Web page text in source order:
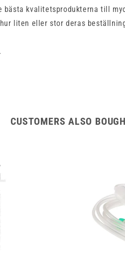
kvalitetsprodukterna till
liten eller stor deras
CUSTOMERS ALSO